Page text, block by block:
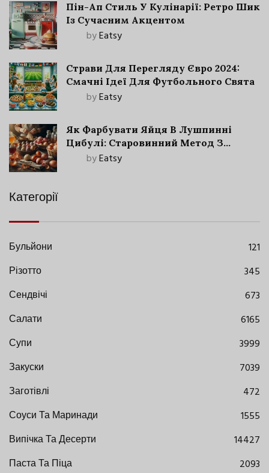
Пін-Ап Стиль У Кулінарії: Ретро Шик
Із Сучасним Акцентом
byEatsy
Страви Для Перегляду Євро 2024:
Смачні Ідеї Для Футбольного Свята
byEatsy
Як Фарбувати Яйця В Лушпинні
Цибулі: Старовинний Метод З
Сучасними Нюансами
byEatsy
Категорії
Бульйони
121
Різотто
345
Сендвічі
673
Салати
6165
Супи
3999
Закуски
7039
Заготівлі
472
Соуси Та Маринади
1555
Випічка Та Десерти
14427
Паста Та Піца
2093